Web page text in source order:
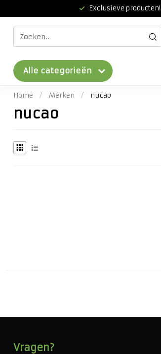
Exclusieve producten!
Alle categorieën
Home / Merken / nucao
nucao
Vragen?